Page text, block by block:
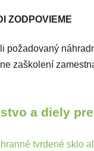
ZODPOVIEME
zaškolení
a diely
tvrdené sklo